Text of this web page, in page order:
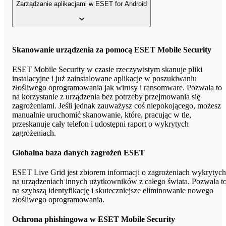
menu, wybrać “Licencja”, a następnie “Wprowadź klucz
ochroną urządzenia mobilnego.
wystarczy, że powtórzysz czynności opisane po pierwszym
można oznaczyć go jako zgubiony. Oznacza to, że podczas
bądź kodu PIN, urządzenie wykona zdjęcie oraz zapisze
my.eset.com, w którym znajdują się opcje namierzania urządzenia
Zarządzanie aplikacjami w ESET for Android
ESET for Android pozwala na większą kontrolę nad
mają dostęp różne aplikacje i zarządzać nimi. ESET pozwala także
na ograniczenie dostępu do aplikacji, wymagając dodatkowego
hasła przed ich uruchomieniem. Pozwala to przekazać komuś
telefon bez obaw, że uzyska dostęp do wrażliwych danych jak
wiadomości, zdjęcia czy notatki.
Skanowanie urządzenia za pomocą ESET Mobile Security
ESET Mobile Security w czasie rzeczywistym skanuje pliki
instalacyjne i już zainstalowane aplikacje w poszukiwaniu
złośliwego oprogramowania jak wirusy i ransomware. Pozwala to
na korzystanie z urządzenia bez potrzeby przejmowania się
zagrożeniami. Jeśli jednak zauważysz coś niepokojącego, możesz
manualnie uruchomić skanowanie, które, pracując w tle,
przeskanuje cały telefon i udostępni raport o wykrytych
zagrożeniach.
Globalna baza danych zagrożeń ESET
ESET Live Grid jest zbiorem informacji o zagrożeniach wykrytych
na urządzeniach innych użytkowników z całego świata. Pozwala
na szybszą identyfikację i skuteczniejsze eliminowanie nowego
złośliwego oprogramowania.
Ochrona phishingowa w ESET Mobile Security